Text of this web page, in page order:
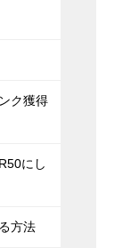
ク獲得
にし
方法